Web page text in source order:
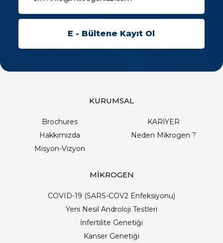
KURUMSAL
Brochures
KARİYER
Hakkımızda
Neden Mikrogen ?
Misyon-Vizyon
MİKROGEN
COVID-19 (SARS-COV2 Enfeksiyonu)
Yeni Nesil Androloji Testleri
İnfertilite Genetiği
Kanser Genetiği